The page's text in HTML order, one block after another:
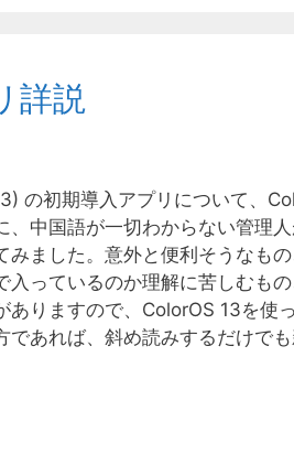
詳説
の初期導入アプリについて、
、中国語が一切わからない管理
みました。意外と便利そうなも
入っているのか理解に苦しむも
ありますので、ColorOS 13を使
であれば、斜め読みするだけで